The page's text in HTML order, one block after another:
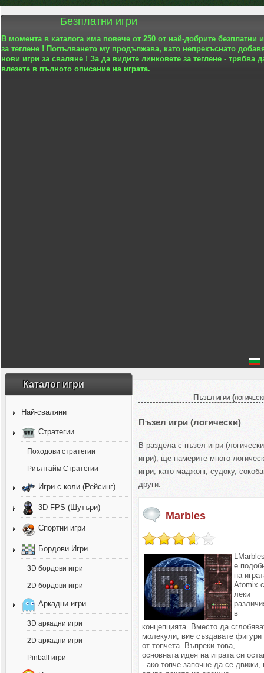
Безплатни игри
В момента в каталога има повече от 250 от най-добрите безплатни
за теглене ! Попълването му продължава, като непрекъснато
нови игри за сваляне ! За да видите линковете за теглене - трябва
влезете в пълното описание на играта.
Каталог игри
Най-сваляни
Стратегии
Походови стратегии
Риълтайм Стратегии
Игри с коли (Рейсинг)
3D FPS (Шутъри)
Спортни игри
Бордови Игри
3D бордови игри
2D бордови игри
Аркадни игри
3D аркадни игри
2D аркадни игри
Pinball игри
Пъзел игри
Пъзел игри (логически)
В раздела с пъзел игри (логически
игри), ще намерите много
игри, като маджонг, судоку,
други.
Marbles
е
на
Atomix
леки
в
концепцията. Вместо да
молекули, вие създавате фигури
от топчета. Въпреки това,
основната идея на играта си
- ако топче започне да се движи,